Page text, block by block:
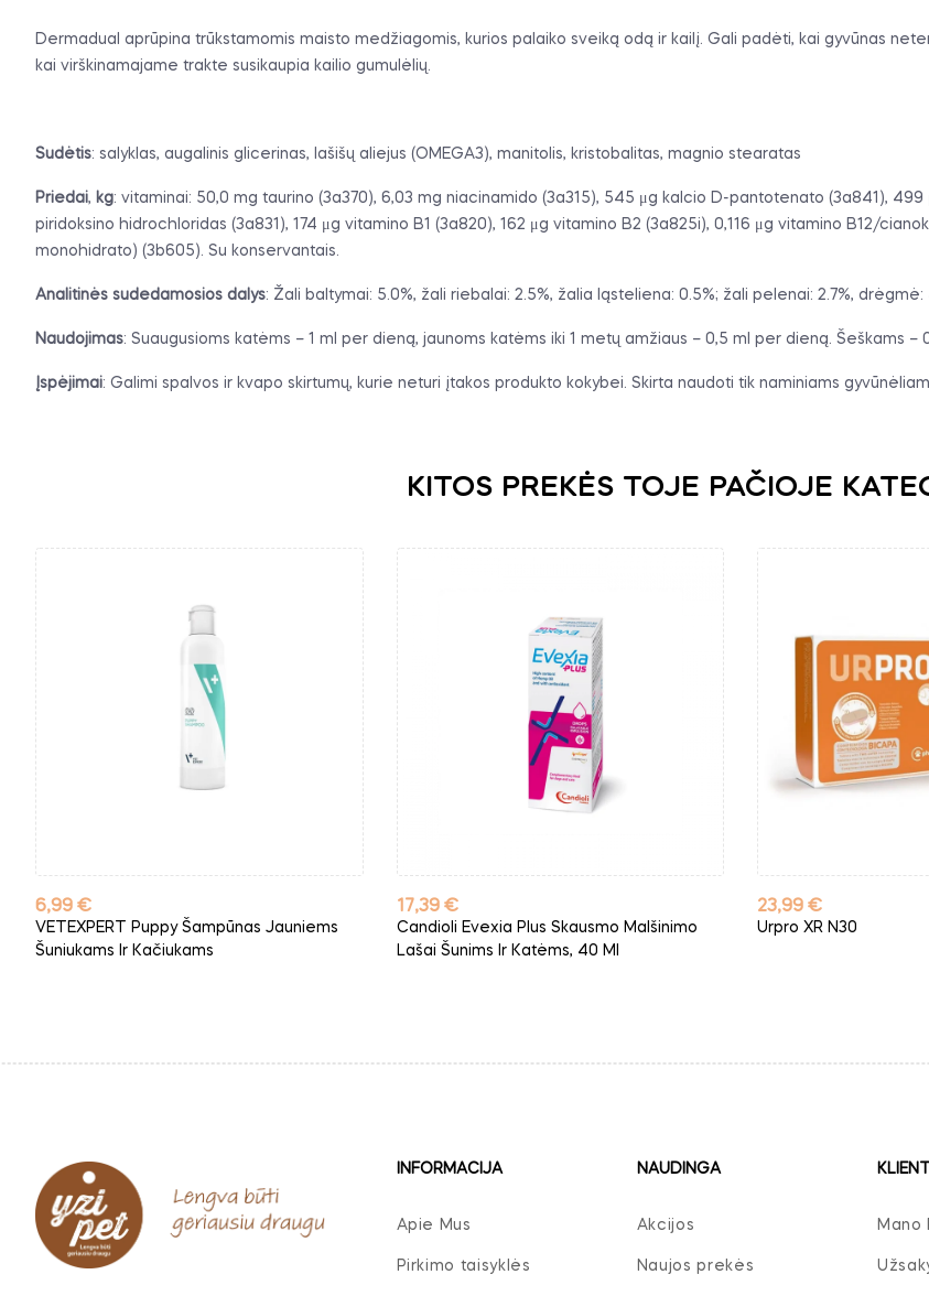
Dermadual aprūpina trūkstamomis maisto medžiagomis, kurios palaiko sveiką odą ir kailį. Gali padėti, kai gyvūnas
kai virškinamajame trakte susikaupia kailio gumulėlių.
Sudėtis: salyklas, augalinis glicerinas, lašišų aliejus (OMEGA3), manitolis, kristobalitas, magnio stearatas
Priedai, kg: vitaminai: 50,0 mg taurino (3a370), 6,03 mg niacinamido (3a315), 545 μg kalcio D-pantotenato (3a841),
piridoksino hidrochloridas (3a831), 174 μg vitamino B1 (3a820), 162 μg vitamino B2 (3a825i), 0,116 μg vitamino B12/
monohidrato) (3b605). Su konservantais.
Analitinės sudedamosios dalys: Žali baltymai: 5.0%, žali riebalai: 2.5%, žalia ląsteliena: 0.5%; žali pelenai: 2.7%, drėgmė:
Naudojimas: Suaugusioms katėms – 1 ml per dieną, jaunoms katėms iki 1 metų amžiaus – 0,5 ml per dieną. Šeškams –
Įspėjimai: Galimi spalvos ir kvapo skirtumų, kurie neturi įtakos produkto kokybei. Skirta naudoti tik naminiams
KITOS PREKĖS TOJE PAČIOJE
Kaina
6,99 €
VETEXPERT Puppy Šampūnas Jauniems
Šuniukams Ir Kačiukams
Kaina
17,39 €
Candioli Evexia Plus Skausmo Malšinimo
Lašai Šunims Ir Katėms, 40 Ml
Kaina
23,99 €
Urpro XR N30
INFORMACIJA
Apie Mus
Pirkimo taisyklės
NAUDINGA
Akcijos
Naujos prekės
Mano